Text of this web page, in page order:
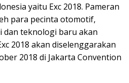
yaitu Exc 2018. Pameran
para pecinta otomotif,
dan teknologi baru akan
2018 akan diselenggarakan
2018 di Jakarta Convention